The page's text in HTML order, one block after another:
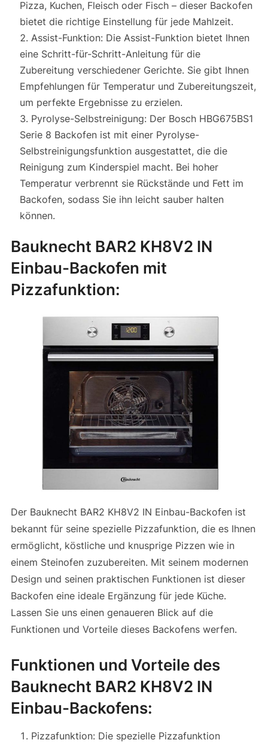
Pizza, Kuchen, Fleisch oder Fisch – dieser Backofen
bietet die richtige Einstellung für jede Mahlzeit.
Assist-Funktion: Die Assist-Funktion bietet Ihnen
eine Schritt-für-Schritt-Anleitung für die
Zubereitung verschiedener Gerichte. Sie gibt Ihnen
Empfehlungen für Temperatur und Zubereitungszeit,
um perfekte Ergebnisse zu erzielen.
Pyrolyse-Selbstreinigung: Der Bosch HBG675BS1
Serie 8 Backofen ist mit einer Pyrolyse-
Selbstreinigungsfunktion ausgestattet, die die
Reinigung zum Kinderspiel macht. Bei hoher
Temperatur verbrennt sie Rückstände und Fett im
Backofen, sodass Sie ihn leicht sauber halten
können.
Bauknecht BAR2 KH8V2 IN
Einbau-Backofen mit
Pizzafunktion:
Der Bauknecht BAR2 KH8V2 IN Einbau-Backofen ist
bekannt für seine spezielle Pizzafunktion, die es Ihnen
ermöglicht, köstliche und knusprige Pizzen wie in
einem Steinofen zuzubereiten. Mit seinem modernen
Design und seinen praktischen Funktionen ist dieser
Backofen eine ideale Ergänzung für jede Küche.
Lassen Sie uns einen genaueren Blick auf die
Funktionen und Vorteile dieses Backofens werfen.
Funktionen und Vorteile des
Bauknecht BAR2 KH8V2 IN
Einbau-Backofens:
Pizzafunktion: Die spezielle Pizzafunktion